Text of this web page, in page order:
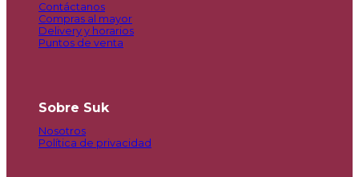
Contáctanos
Compras al mayor
Delivery y horarios
Puntos de venta
Sobre Suk
Nosotros
Política de privacidad